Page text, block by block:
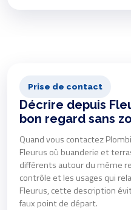
Prise de contact
Décrire depuis
bon regard sans
Quand vous contactez
Fleurus où buanderie et
différents autour du même
contrôle et les usages qui
Fleurus, cette description
faux point de départ.